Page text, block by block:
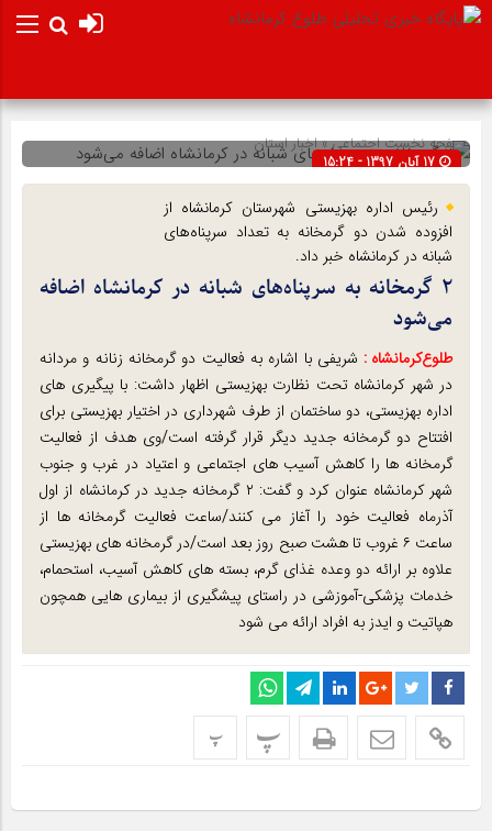
صفحه نخستاجتماعی»اخبار استان
17 آبان 1397 - 15:24
شناسه : 11065
رئیس اداره بهزیستی شهرستان کرمانشاه از
افزوده شدن دو گرمخانه به تعداد سرپناه‌های
شبانه در کرمانشاه خبر داد.
۲ گرمخانه به سرپناه‌های شبانه در کرمانشاه اضافه
می‌شود
طلوع‌‌کرمانشاه : شریفی با اشاره به فعالیت دو گرمخانه زنانه و مردانه
در شهر کرمانشاه تحت نظارت بهزیستی اظهار داشت: با پیگیری های
اداره بهزیستی، دو ساختمان از طرف شهرداری در اختیار بهزیستی برای
افتتاح دو گرمخانه جدید دیگر قرار گرفته است/وی هدف از فعالیت
گرمخانه ها را کاهش آسیب های اجتماعی و اعتیاد در غرب و جنوب
شهر کرمانشاه عنوان کرد و گفت: ۲ گرمخانه جدید در کرمانشاه از اول
آذرماه فعالیت خود را آغاز می کنند/ساعت فعالیت گرمخانه ها از
ساعت ۶ غروب تا هشت صبح روز بعد است/در گرمخانه های بهزیستی
علاوه بر ارائه دو وعده غذای گرم، بسته های کاهش آسیب، استحمام،
خدمات پزشکی-آموزشی در راستای پیشگیری از بیماری هایی همچون
هپاتیت و ایدز به افراد ارائه می شود
پ پ